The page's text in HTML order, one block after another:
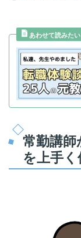
常勤講師
を上手く